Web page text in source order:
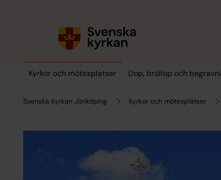
Kyrkor och mötesplatser Dop, bröllop och
Svenska kyrkan Jönköping Kyrkor och mötesplatser